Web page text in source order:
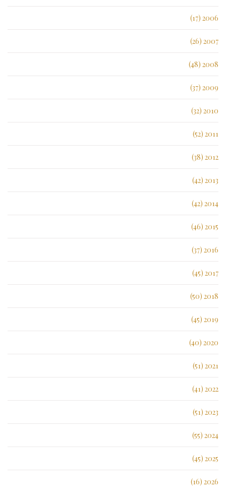
2006 (17)
2007 (26)
2008 (48)
2009 (37)
2010 (32)
2011 (52)
2012 (38)
2013 (42)
2014 (42)
2015 (46)
2016 (37)
2017 (45)
2018 (50)
2019 (45)
2020 (40)
2021 (51)
2022 (41)
2023 (51)
2024 (55)
2025 (45)
2026 (16)